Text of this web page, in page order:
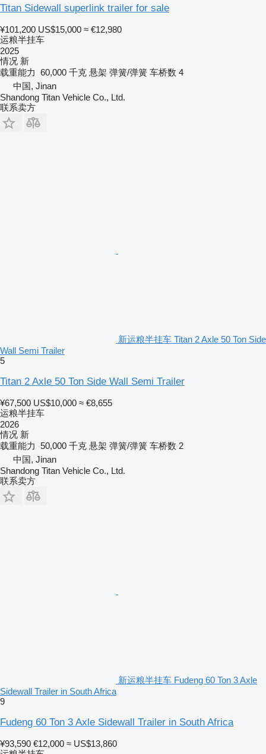
Titan Sidewall superlink trailer for sale
¥101,200 US$15,000 ≈ €12,980
运粮半挂车
2025
情况 新
载重能力 60,000 千克 悬架 弹簧/弹簧 车桥数 4
中国, Jinan
Shandong Titan Vehicle Co., Ltd.
联系卖方
新运粮半挂车 Titan 2 Axle 50 Ton Side
Wall Semi Trailer
5
Titan 2 Axle 50 Ton Side Wall Semi Trailer
¥67,500 US$10,000 ≈ €8,655
运粮半挂车
2026
情况 新
载重能力 50,000 千克 悬架 弹簧/弹簧 车桥数 2
中国, Jinan
Shandong Titan Vehicle Co., Ltd.
联系卖方
新运粮半挂车 Fudeng 60 Ton 3 Axle
Sidewall Trailer in South Africa
9
Fudeng 60 Ton 3 Axle Sidewall Trailer in South Africa
¥93,590 €12,000 ≈ US$13,860